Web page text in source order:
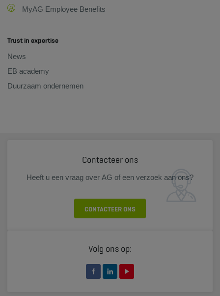
MyAG Employee Benefits
Trust in expertise
News
EB academy
Duurzaam ondernemen
Contacteer ons
Heeft u een vraag over AG of een verzoek aan ons?
CONTACTEER ONS
Volg ons op: